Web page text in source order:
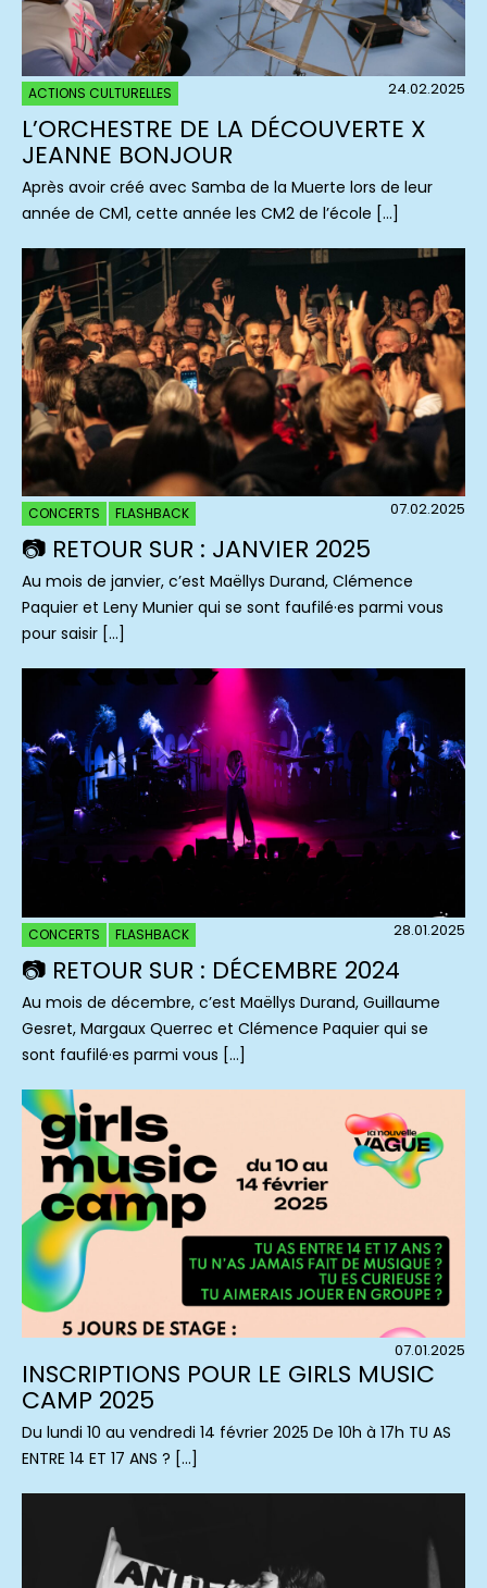
ACTIONS CULTURELLES 24.02.2025
L’ORCHESTRE DE LA DÉCOUVERTE X
JEANNE BONJOUR
Après avoir créé avec Samba de la Muerte lors de leur
année de CM1, cette année les CM2 de l’école […]
CONCERTS FLASHBACK 07.02.2025
📷 RETOUR SUR : JANVIER 2025
Au mois de janvier, c’est Maëllys Durand, Clémence
Paquier et Leny Munier qui se sont faufilé·es parmi vous
pour saisir […]
CONCERTS FLASHBACK 28.01.2025
📷 RETOUR SUR : DÉCEMBRE 2024
Au mois de décembre, c’est Maëllys Durand, Guillaume
Gesret, Margaux Querrec et Clémence Paquier qui se
sont faufilé·es parmi vous […]
07.01.2025
INSCRIPTIONS POUR LE GIRLS MUSIC
CAMP 2025
Du lundi 10 au vendredi 14 février 2025 De 10h à 17h TU AS
ENTRE 14 ET 17 ANS ? […]